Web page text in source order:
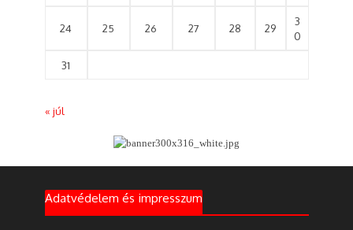
24 25 26 27 28 29
3
0
31
« júl
Adatvédelem és impresszum